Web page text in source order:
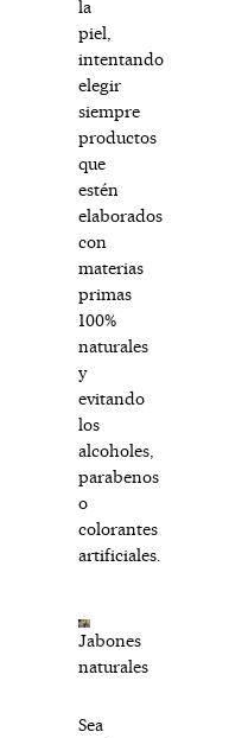
la
piel,
intentando
elegir
siempre
productos
que
estén
elaborados
con
materias
primas
100%
naturales
y
evitando
los
alcoholes,
parabenos
o
colorantes
artificiales.
Jabones
naturales
Sea